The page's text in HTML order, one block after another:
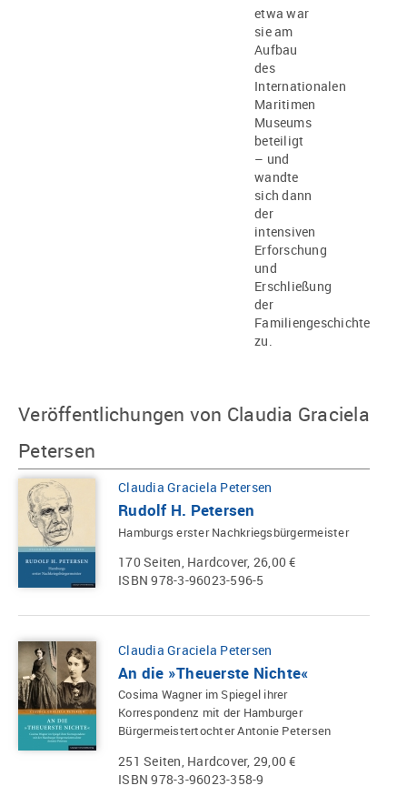
etwa war
sie am
Aufbau
des
Internationalen
Maritimen
Museums
beteiligt
– und
wandte
sich dann
der
intensiven
Erforschung
und
Erschließung
der
Familiengeschichte
zu.
Veröffentlichungen von Claudia Graciela
Petersen
Claudia Graciela Petersen
Rudolf H. Petersen
Hamburgs erster Nachkriegsbürgermeister
170 Seiten, Hardcover, 26,00 €
ISBN 978-3-96023-596-5
Claudia Graciela Petersen
An die »Theuerste Nichte«
Cosima Wagner im Spiegel ihrer
Korrespondenz mit der Hamburger
Bürgermeistertochter Antonie Petersen
251 Seiten, Hardcover, 29,00 €
ISBN 978-3-96023-358-9